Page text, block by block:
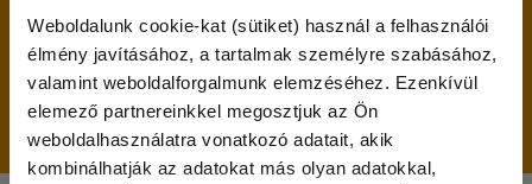
Weboldalunk cookie-kat (sütiket) használ a felhasználói
élmény javításához, a tartalmak személyre szabásához,
valamint weboldalforgalmunk elemzéséhez. Ezenkívül
elemező partnereinkkel megosztjuk az Ön
weboldalhasználatra vonatkozó adatait, akik
kombinálhatják az adatokat más olyan adatokkal,
betöltött 17. életév;
nappali tagozatos hallgatói jogviszony.
Passzív féléves hallgatók jelentkezését is várjuk!